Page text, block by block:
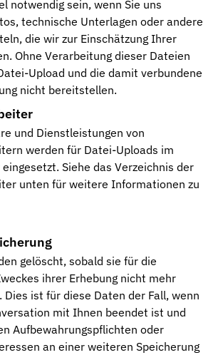
notwendig sein, wenn Sie uns
technische Unterlagen oder andere
die wir zur Einschätzung Ihrer
Ohne Verarbeitung dieser Dateien
Upload und die damit verbundene
nicht bereitstellen.
und Dienstleistungen von
werden für Datei-Uploads im
Siehe das Verzeichnis der
unten für weitere Informationen zu
gelöscht, sobald sie für die
ihrer Erhebung nicht mehr
ist für diese Daten der Fall, wenn
mit Ihnen beendet ist und
Aufbewahrungspflichten oder
an einer weiteren Speicherung